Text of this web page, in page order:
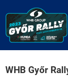
WHB Győr